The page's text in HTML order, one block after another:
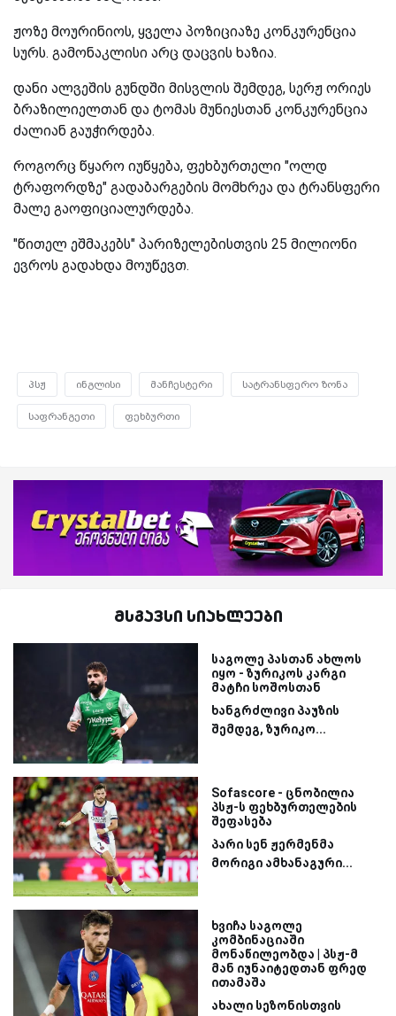
ჟოზე მოურინიოს, ყველა პოზიციაზე კონკურენცია
სურს. გამონაკლისი არც დაცვის ხაზია.
დანი ალვეშის გუნდში მისვლის შემდეგ, სერჟ ორიეს
ბრაზილიელთან და ტომას მუნიესთან კონკურენცია
ძალიან გაუჭირდება.
როგორც წყარო იუწყება, ფეხბურთელი "ოლდ
ტრაფორდზე" გადაბარგების მომხრეა და ტრანსფერი
მალე გაოფიციალურდება.
"წითელ ეშმაკებს" პარიზელებისთვის 25 მილიონი
ევროს გადახდა მოუწევთ.
პსჟ ინგლისი მანჩესტერი სატრანსფერო ზონა
საფრანგეთი ფეხბურთი
მსგავსი სიახლეები
საგოლე პასთან ახლოს
იყო - ზურიკოს კარგი
მატჩი სოშოსთან
ხანგრძლივი პაუზის
შემდეგ, ზურიკო...
Sofascore - ცნობილია
პსჟ-ს ფეხბურთელების
შეფასება
პარი სენ ჟერმენმა
მორიგი ამხანაგური...
ხვიჩა საგოლე
კომბინაციაში
მონაწილეობდა | პსჟ-მ
მან იუნაიტედთან ფრედ
ითამაშა
ახალი სეზონისთვის